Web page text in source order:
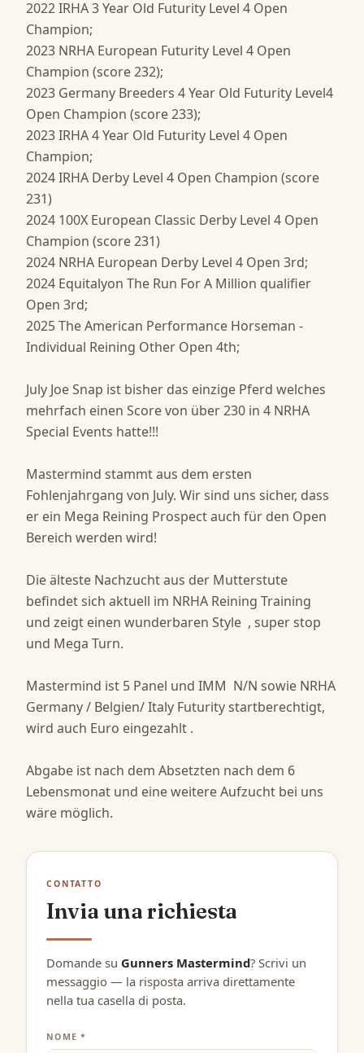
2022 IRHA 3 Year Old Futurity Level 4 Open
Champion;
2023 NRHA European Futurity Level 4 Open
Champion (score 232);
2023 Germany Breeders 4 Year Old Futurity Level4
Open Champion (score 233);
2023 IRHA 4 Year Old Futurity Level 4 Open
Champion;
2024 IRHA Derby Level 4 Open Champion (score
231)
2024 100X European Classic Derby Level 4 Open
Champion (score 231)
2024 NRHA European Derby Level 4 Open 3rd;
2024 Equitalyon The Run For A Million qualifier
Open 3rd;
2025 The American Performance Horseman -
Individual Reining Other Open 4th;
July Joe Snap ist bisher das einzige Pferd welches
mehrfach einen Score von über 230 in 4 NRHA
Special Events hatte!!!
Mastermind stammt aus dem ersten
Fohlenjahrgang von July. Wir sind uns sicher, dass
er ein Mega Reining Prospect auch für den Open
Bereich werden wird!
Die älteste Nachzucht aus der Mutterstute
befindet sich aktuell im NRHA Reining Training
und zeigt einen wunderbaren Style  , super stop
und Mega Turn.
Mastermind ist 5 Panel und IMM  N/N sowie NRHA
Germany / Belgien/ Italy Futurity startberechtigt,
wird auch Euro eingezahlt .
Abgabe ist nach dem Absetzten nach dem 6
Lebensmonat und eine weitere Aufzucht bei uns
wäre möglich.
CONTATTO
Invia una richiesta
Domande su Gunners Mastermind? Scrivi un
messaggio — la risposta arriva direttamente
nella tua casella di posta.
NOME *